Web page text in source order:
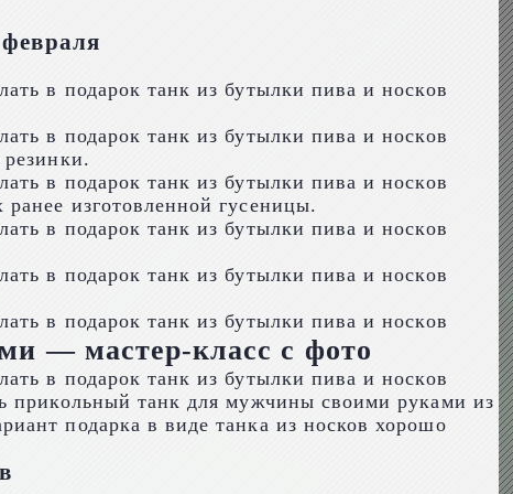
изготовленной гусеницы.
— мастер-класс с фото
прикольный танк для мужчины своими руками из
подарка в виде танка из носков хорошо